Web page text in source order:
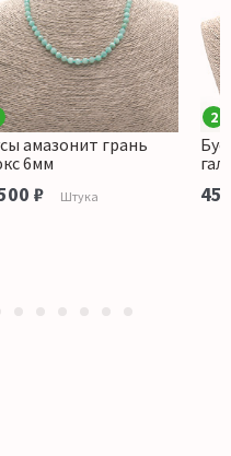
амазонит грань
6мм
₽ Штука
2